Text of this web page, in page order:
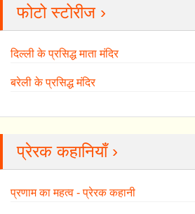
फोटो स्टोरीज ›
दिल्ली के प्रसिद्ध माता मंदिर
बरेली के प्रसिद्ध मंदिर
प्रेरक कहानियाँ ›
प्रणाम का महत्व - प्रेरक कहानी